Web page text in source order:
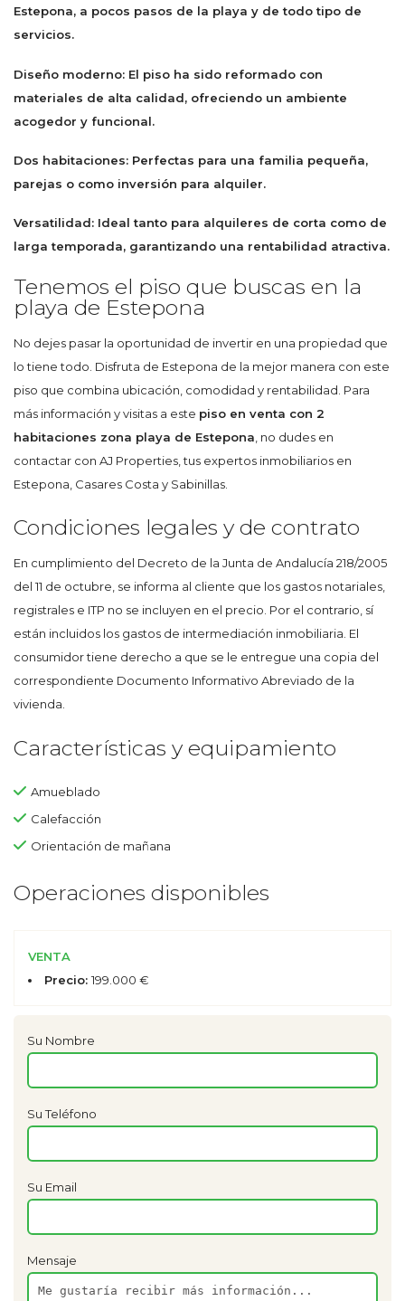
Estepona, a pocos pasos de la playa y de todo tipo de
servicios.
Diseño moderno: El piso ha sido reformado con
materiales de alta calidad, ofreciendo un ambiente
acogedor y funcional.
Dos habitaciones: Perfectas para una familia pequeña,
parejas o como inversión para alquiler.
Versatilidad: Ideal tanto para alquileres de corta como de
larga temporada, garantizando una rentabilidad atractiva.
Tenemos el piso que buscas en la
playa de Estepona
No dejes pasar la oportunidad de invertir en una propiedad que
lo tiene todo. Disfruta de Estepona de la mejor manera con este
piso que combina ubicación, comodidad y rentabilidad. Para
más información y visitas a este piso en venta con 2
habitaciones zona playa de Estepona , no dudes en
contactar con AJ Properties, tus expertos inmobiliarios en
Estepona, Casares Costa y Sabinillas.
Condiciones legales y de contrato
En cumplimiento del Decreto de la Junta de Andalucía 218/2005
del 11 de octubre, se informa al cliente que los gastos notariales,
registrales e ITP no se incluyen en el precio. Por el contrario, sí
están incluidos los gastos de intermediación inmobiliaria. El
consumidor tiene derecho a que se le entregue una copia del
correspondiente Documento Informativo Abreviado de la
vivienda.
Características y equipamiento
Amueblado
Calefacción
Orientación de mañana
Operaciones disponibles
VENTA
Precio: 199.000 €
Su Nombre
Su Teléfono
Su Email
Mensaje